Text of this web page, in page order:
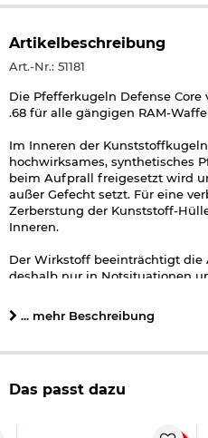
Artikelbeschreibung
Art.-Nr.: 51181
Die Pfefferkugeln Defense
.68 für alle gängigen RAM-
Im Inneren der
hochwirksames, synthetisches
beim Aufprall freigesetzt wird
außer Gefecht setzt. Für eine
Zerberstung der Kunststoff-
Inneren.
Der Wirkstoff beeinträchtigt
deshalb nur in Notsituationen
Details zu P2P Pefferkugeln
Kaliber: .68
Gewicht: ca. 4,15 g
Wirkstoff: synthetisches
Material Hülle: Polymer
... mehr Beschreibung
Das passt dazu